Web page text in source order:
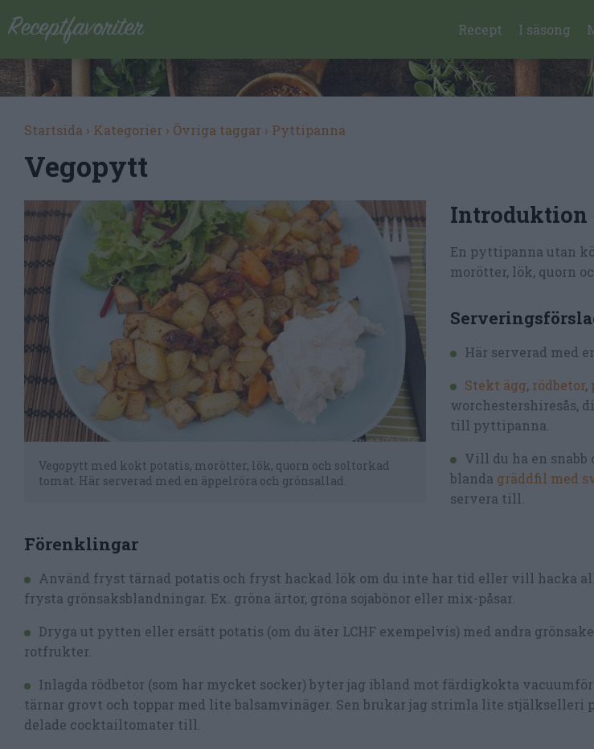
Recept I säsong
Startsida › Kategorier › Övriga taggar › Pyttipanna
Vegopytt
Vegopytt med kokt potatis, morötter, lök, quorn och soltorkad
tomat. Här serverad med en äppelröra och grönsallad.
Introduktion
En pyttipanna utan
morötter, lök, quorn
Här serverad med
Stekt ägg, rödbetor,
worchestershiresås,
till pyttipanna.
Vill du ha en snabb
blanda gräddfil med
servera till.
Förenklingar
Använd fryst tärnad potatis och fryst hackad lök om du inte har tid eller vill hacka
frysta grönsaksblandningar. Ex. gröna ärtor, gröna sojabönor eller mix-påsar.
Dryga ut pytten eller ersätt potatis (om du äter LCHF exempelvis) med andra
rotfrukter.
Inlagda rödbetor (som har mycket socker) byter jag ibland mot färdigkokta
tärnar grovt och toppar med lite balsamvinäger. Sen brukar jag strimla lite stjälkselleri
delade cocktailtomater till.